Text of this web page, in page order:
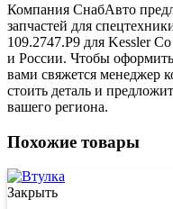
Компания СнабАвто
запчастей для
109.2747.P9 для Kessler
и России. Чтобы оформить
вами свяжется менеджер
стоить деталь и
вашего региона.
Похожие товары
Закрыть